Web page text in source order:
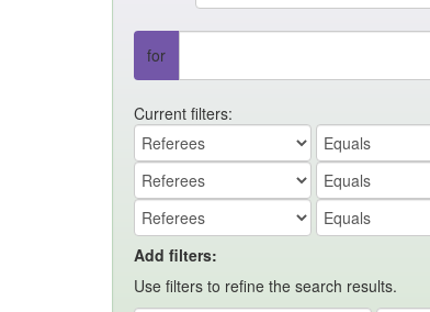
for
Current filters:
Add filters:
Use filters to refine the search results.